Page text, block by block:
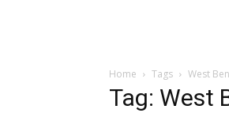
Home Tags West
Tag: West